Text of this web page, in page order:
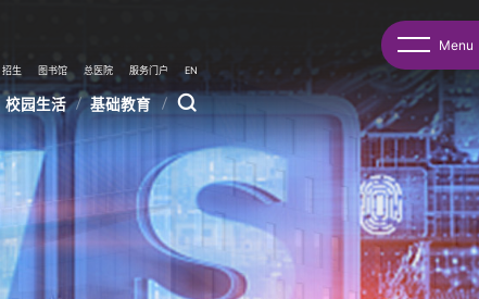
招生 图书馆 总医院 服务门户 EN
校园生活 基础教育
Menu